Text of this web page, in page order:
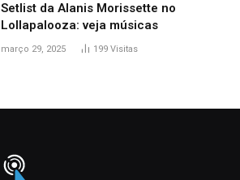
Setlist da Alanis Morissette no
Lollapalooza: veja músicas
março 29, 2025 199 Visitas